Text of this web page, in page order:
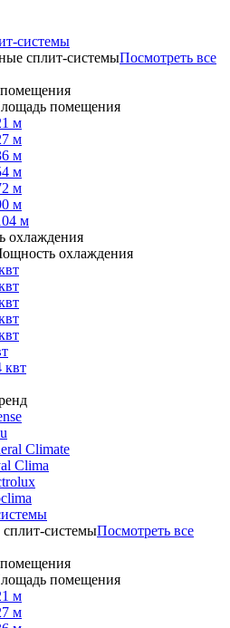
системы
сплит-системыПосмотреть все
помещения
м
м
м
м
м
м
м
охлаждения
охлаждения
квт
Climate
Clima
системыПосмотреть все
помещения
м
м